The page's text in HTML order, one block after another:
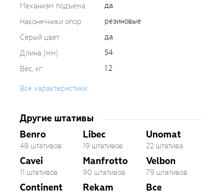
Механизм подъема
да
Наконечники опор
резиновые
Серый цвет
да
Длина (мм)
54
Вес, кг
1.2
Все характеристики
Другие штативы
Benro
48 штативов
Cavei
11 штативов
Continent
Libec
19 штативов
Manfrotto
90 штативов
Rekam
Unomat
22 штатива
Velbon
79 штативов
Все